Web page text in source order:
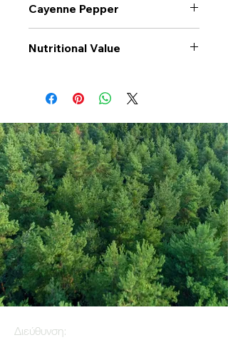
Cayenne Pepper
Nutritional Value
Pepper
Calories Kj 2024
Energy Kcal 485
Fat (g) 17.3
(Fat) of which
Saturate (g)
3.3
Carbohyrates (g) 56.6
(Carb) of which
sugar (g)
10.3
Protein (g)
Διεύθυνση: